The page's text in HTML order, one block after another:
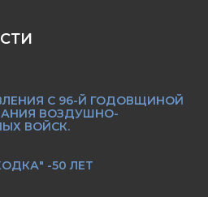
С 96-Й ГОДОВЩИНОЙ
ВОЗДУШНО-
ВОЙСК.
-50 ЛЕТ